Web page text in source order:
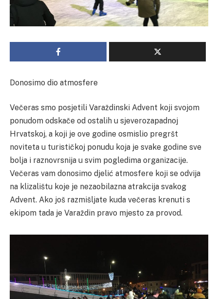
Donosimo dio atmosfere
Večeras smo posjetili Varaždinski Advent koji svojom
ponudom odskače od ostalih u sjeverozapadnoj
Hrvatskoj, a koji je ove godine osmislio pregršt
noviteta u turističkoj ponudu koja je svake godine sve
bolja i raznovrsnija u svim pogledima organizacije.
Večeras vam donosimo djelić atmosfere koji se odvija
na klizalištu koje je nezaobilazna atrakcija svakog
Advent. Ako još razmišljate kuda večeras krenuti s
ekipom tada je Varaždin pravo mjesto za provod.